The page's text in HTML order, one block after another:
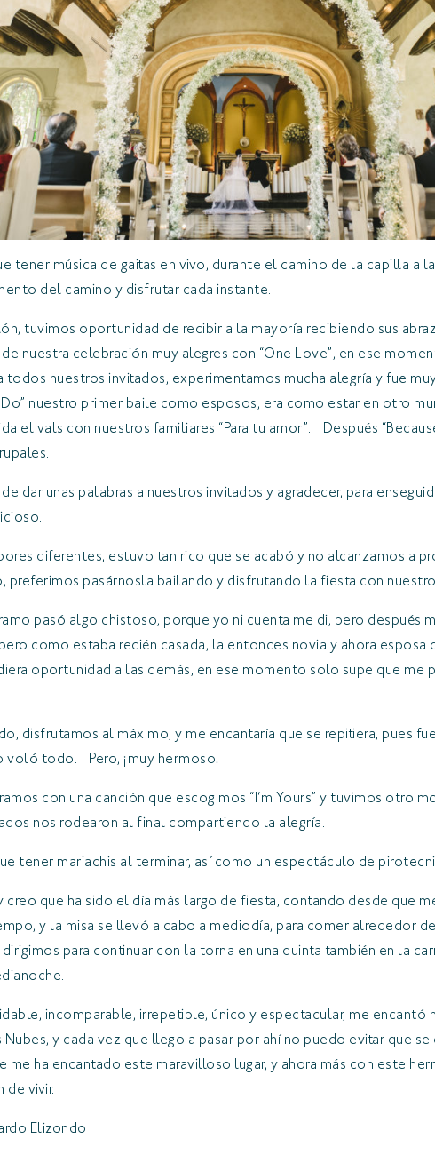
tener música de gaitas en vivo, durante el camino de la capilla a
del camino y disfrutar cada instante.
tuvimos oportunidad de recibir a la mayoría recibiendo sus
nuestra celebración muy alegres con “One Love”, en ese
todos nuestros invitados, experimentamos mucha alegría y fue
Do” nuestro primer baile como esposos, era como estar en otro
el vals con nuestros familiares “Para tu amor”. Después
dar unas palabras a nuestros invitados y agradecer, para
diferentes, estuvo tan rico que se acabó y no alcanzamos a
preferimos pasárnosla bailando y disfrutando la fiesta con
pasó algo chistoso, porque yo ni cuenta me di, pero después
como estaba recién casada, la entonces novia y ahora esposa
oportunidad a las demás, en ese momento solo supe que me
disfrutamos al máximo, y me encantaría que se repitiera, pues
voló todo. Pero, ¡muy hermoso!
con una canción que escogimos “I‘m Yours” y tuvimos otro
nos rodearon al final compartiendo la alegría.
tener mariachis al terminar, así como un espectáculo de
creo que ha sido el día más largo de fiesta, contando desde que
y la misa se llevó a cabo a mediodía, para comer alrededor
para continuar con la torna en una quinta también en la
incomparable, irrepetible, único y espectacular, me encantó
Nubes, y cada vez que llego a pasar por ahí no puedo evitar que se
me ha encantado este maravilloso lugar, y ahora más con este
de vivir.
Elizondo